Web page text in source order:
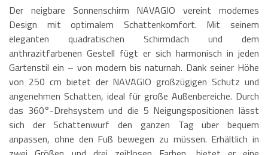
Der neigbare Sonnenschirm NAVAGIO vereint modernes
Design mit optimalem Schattenkomfort. Mit seinem
eleganten quadratischen Schirmdach und dem
anthrazitfarbenen Gestell fügt er sich harmonisch in jeden
Gartenstil ein – von modern bis naturnah. Dank seiner Höhe
von 250 cm bietet der NAVAGIO großzügigen Schutz und
angenehmen Schatten, ideal für große Außenbereiche. Durch
das 360°-Drehsystem und die 5 Neigungspositionen lässt
sich der Schattenwurf den ganzen Tag über bequem
anpassen, ohne den Fuß bewegen zu müssen. Erhältlich in